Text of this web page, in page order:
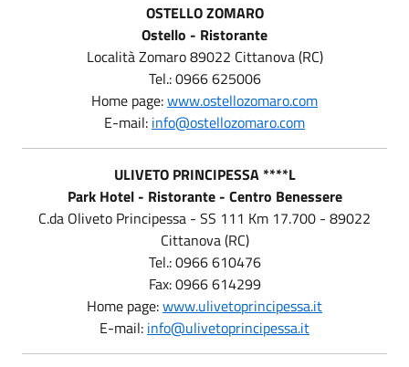
OSTELLO ZOMARO
Ostello - Ristorante
Località Zomaro 89022 Cittanova (RC)
Tel.: 0966 625006
Home page:www.ostellozomaro.com
E-mail: info@ostellozomaro.com
ULIVETO PRINCIPESSA ****L
Park Hotel - Ristorante - Centro Benessere
C.da Oliveto Principessa - SS 111 Km 17.700 - 89022
Cittanova (RC)
Tel.: 0966 610476
Fax: 0966 614299
Home page:www.ulivetoprincipessa.it
E-mail: info@ulivetoprincipessa.it